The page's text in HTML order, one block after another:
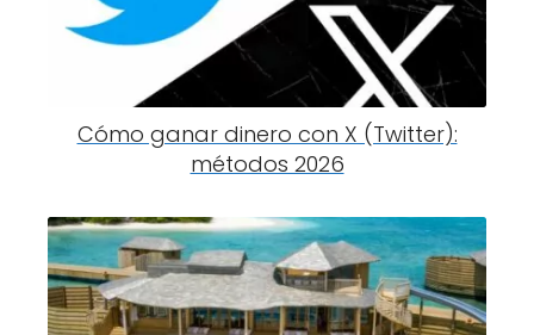
Cómo ganar dinero con X (Twitter):
métodos 2026